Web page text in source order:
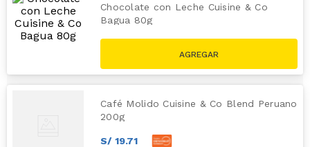
Chocolate con Leche Cuisine & Co
Bagua 80g
S/
Café Molido Cuisine & Co Blend Peruano
200g
S/ 19.71